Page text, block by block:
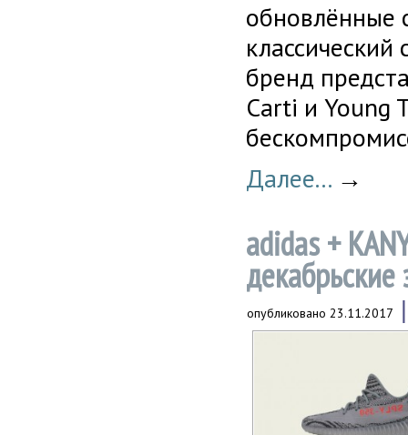
обновлённые
бренд
Carti и Young
Далее... →
adidas +
декабрьские
опубликовано 23.11.2017